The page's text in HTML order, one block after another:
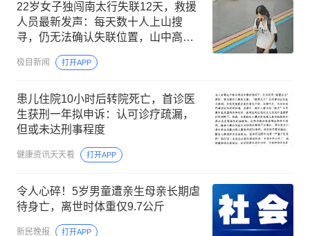
22岁女子独闯南太行失联12天，救援
人员最新发声：每天数十人上山搜
寻，仍无法确认失联位置，山中高
温、超1米深野草蜱虫扎堆，加大救援
难度
极目新闻 打开APP
患儿住院10小时后转院死亡，首诊医
生获刑一年拟申诉：认可诊疗疏漏，
但或未达刑事程度
健康资讯天天看 打开APP
令人心碎！5岁男童遭亲生母亲长期虐
待身亡，离世时体重仅9.7公斤
新民晚报 打开APP